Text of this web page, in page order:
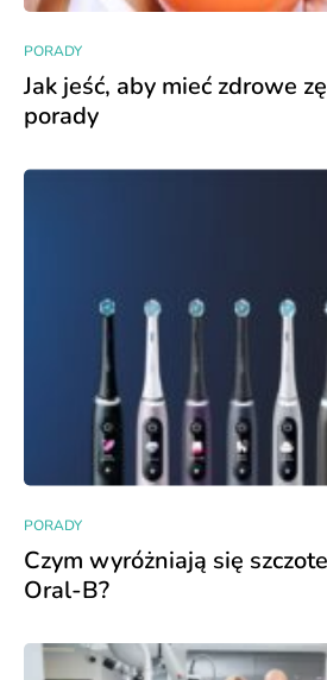
PORADY
Jak jeść, aby mieć zdrowe
porady
PORADY
Czym wyróżniają się
Oral-B?